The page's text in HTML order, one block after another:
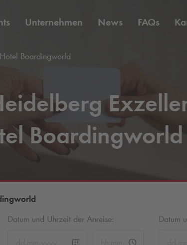
Unternehmen News FAQs
Boardingworld
Boardingworld
Datum und Uhrzeit der Anreise: Datum